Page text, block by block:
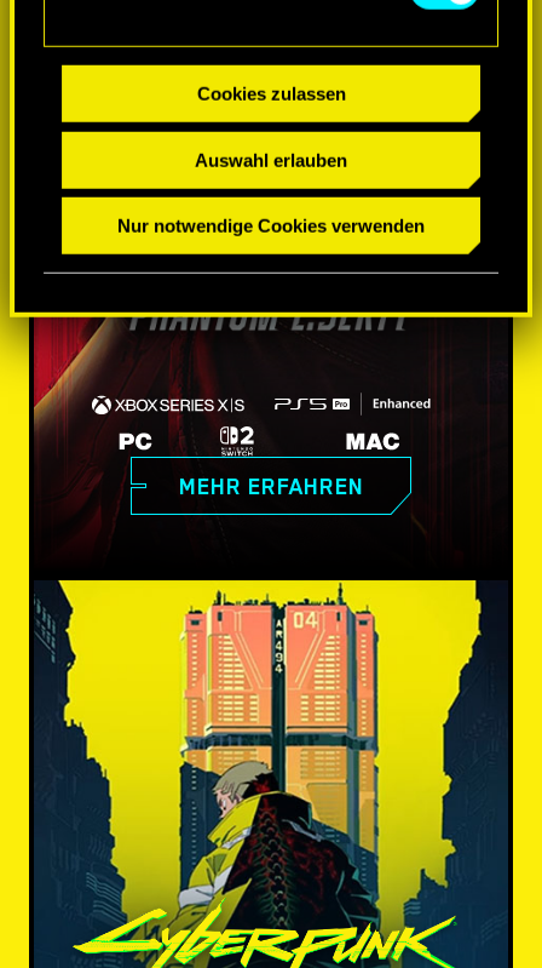
Cookies zulassen
Auswahl erlauben
Nur notwendige Cookies verwenden
MEHR ERFAHREN